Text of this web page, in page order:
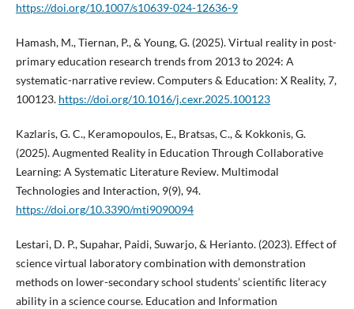
https://doi.org/10.1007/s10639-024-12636-9
Hamash, M., Tiernan, P., & Young, G. (2025). Virtual reality in post-
primary education research trends from 2013 to 2024: A
systematic-narrative review. Computers & Education: X Reality, 7,
100123. https://doi.org/10.1016/j.cexr.2025.100123
Kazlaris, G. C., Keramopoulos, E., Bratsas, C., & Kokkonis, G.
(2025). Augmented Reality in Education Through Collaborative
Learning: A Systematic Literature Review. Multimodal
Technologies and Interaction, 9(9), 94.
https://doi.org/10.3390/mti9090094
Lestari, D. P., Supahar, Paidi, Suwarjo, & Herianto. (2023). Effect of
science virtual laboratory combination with demonstration
methods on lower-secondary school students’ scientific literacy
ability in a science course. Education and Information